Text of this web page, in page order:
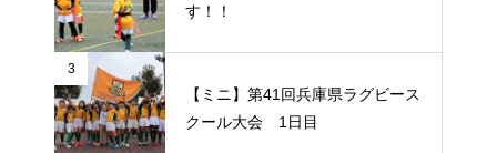
す！！
3
【ミニ】第41回兵庫県ラグビース
クール大会 1日目